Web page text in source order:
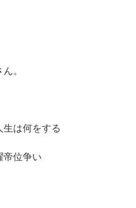
。
は何をする
帝位争い